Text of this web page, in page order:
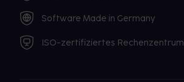
Software Made in Germany
ISO-zertifiziertes Rechenzentrum